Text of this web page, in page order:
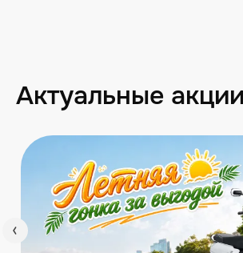
Актуальные акции